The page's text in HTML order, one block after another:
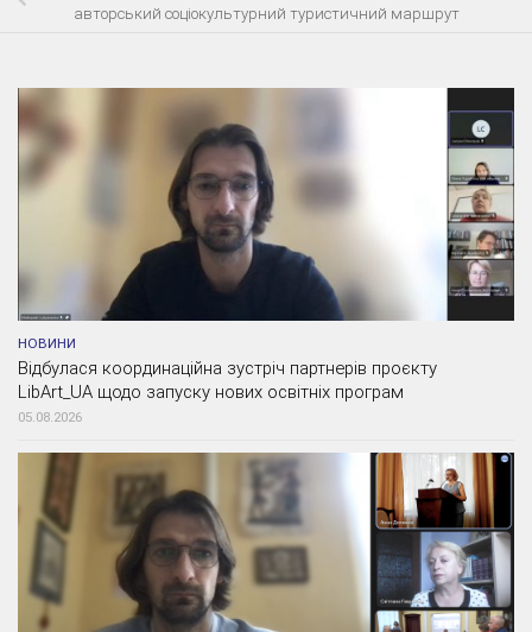
авторський соціокультурний туристичний маршрут
НОВИНИ
Відбулася координаційна зустріч партнерів проєкту
LibArt_UA щодо запуску нових освітніх програм
05.08.2026